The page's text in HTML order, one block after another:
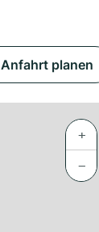
Anfahrt planen
+
−